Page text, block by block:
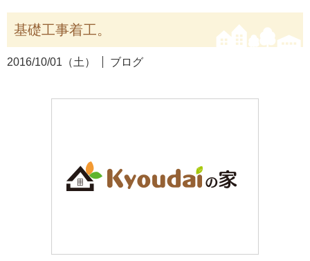
基礎工事着工。
2016/10/01（土） ブログ